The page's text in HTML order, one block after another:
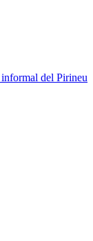
del Pirineu